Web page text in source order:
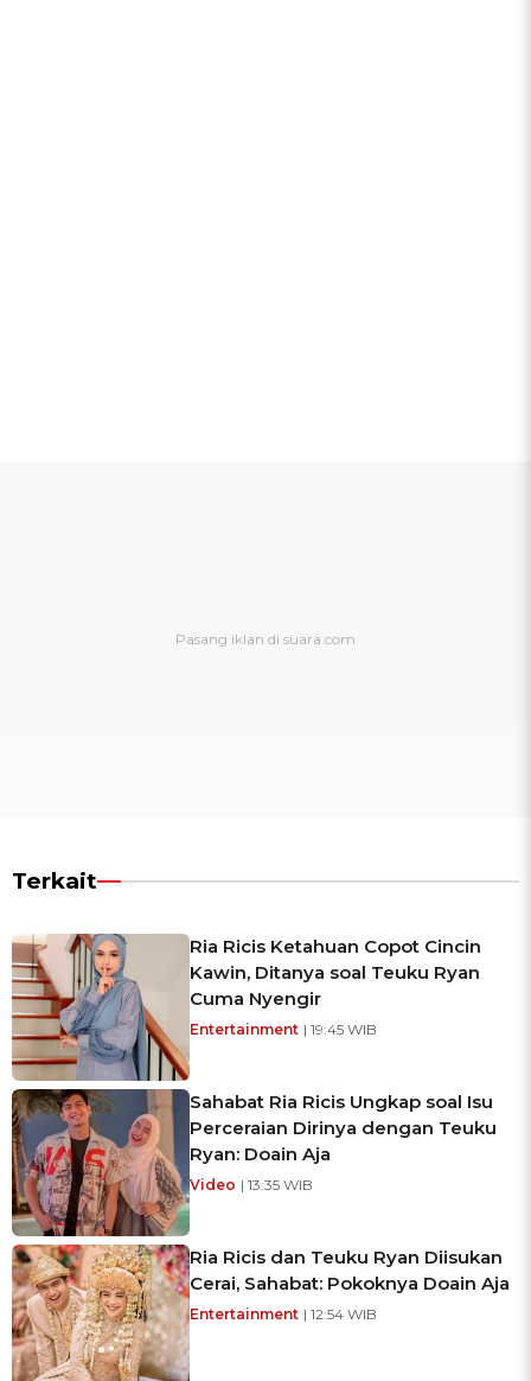
Terkait
Ria Ricis Ketahuan Copot Cincin
Kawin, Ditanya soal Teuku Ryan
Cuma Nyengir
Entertainment | 19:45 WIB
Sahabat Ria Ricis Ungkap soal Isu
Perceraian Dirinya dengan Teuku
Ryan: Doain Aja
Video | 13:35 WIB
Ria Ricis dan Teuku Ryan Diisukan
Cerai, Sahabat: Pokoknya Doain Aja
Entertainment | 12:54 WIB